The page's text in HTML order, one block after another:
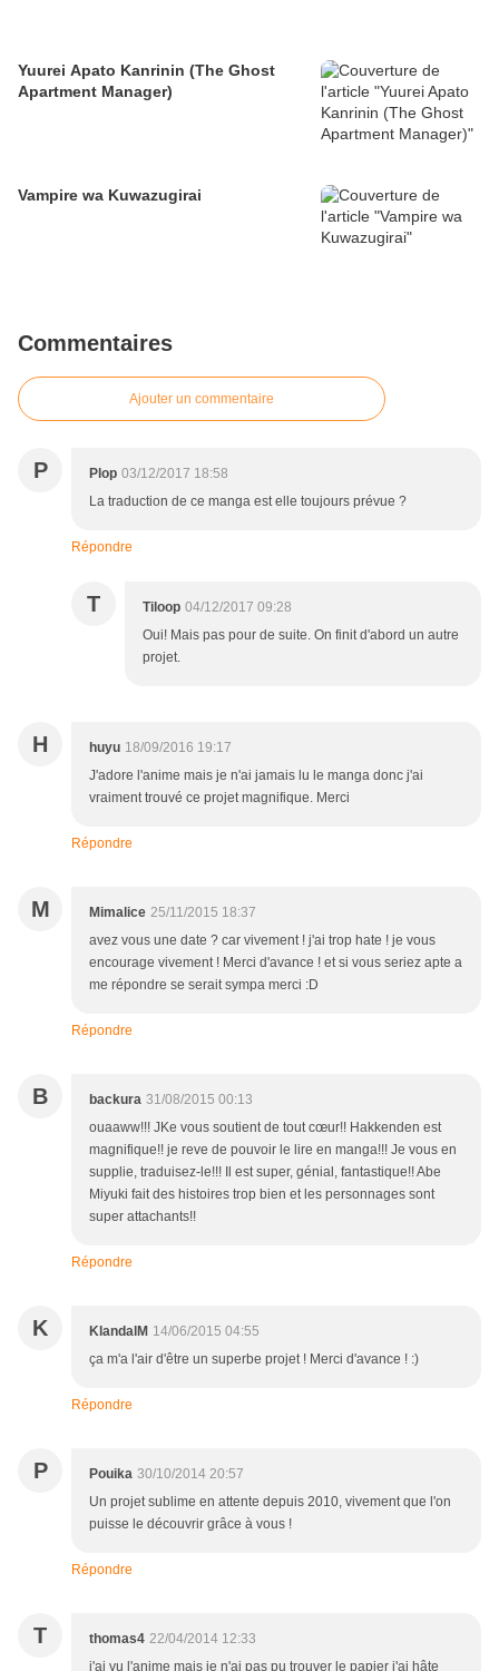
Yuurei Apato Kanrinin (The Ghost
Apartment Manager)
Vampire wa Kuwazugirai
Commentaires
Ajouter un commentaire
P Plop 03/12/2017 18:58
La traduction de ce manga est elle toujours prévue ?
Répondre
T Tiloop 04/12/2017 09:28
Oui! Mais pas pour de suite. On finit d'abord un autre
projet.
H huyu 18/09/2016 19:17
J'adore l'anime mais je n'ai jamais lu le manga donc j'ai
vraiment trouvé ce projet magnifique. Merci
Répondre
M Mimalice 25/11/2015 18:37
avez vous une date ? car vivement ! j'ai trop hate ! je vous
encourage vivement ! Merci d'avance ! et si vous seriez apte a
me répondre se serait sympa merci :D
Répondre
B backura 31/08/2015 00:13
ouaaww!!! JKe vous soutient de tout cœur!! Hakkenden est
magnifique!! je reve de pouvoir le lire en manga!!! Je vous en
supplie, traduisez-le!!! Il est super, génial, fantastique!! Abe
Miyuki fait des histoires trop bien et les personnages sont
super attachants!!
Répondre
K KlandalM 14/06/2015 04:55
ça m'a l'air d'être un superbe projet ! Merci d'avance ! :)
Répondre
P Pouika 30/10/2014 20:57
Un projet sublime en attente depuis 2010, vivement que l'on
puisse le découvrir grâce à vous !
Répondre
T thomas4 22/04/2014 12:33
j'ai vu l'anime mais je n'ai pas pu trouver le papier j'ai hâte